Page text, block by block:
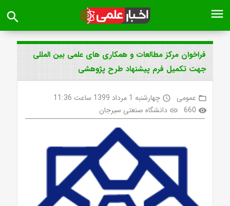
menu
search
فراخوان مرکز مطالعات و همکاری های علمی بین المللی
جهت تکمیل فرم پیشنهاد طرح پژوهشی
folder_open عمومی access_time چهارشنبه 1 مرداد 1399 ساعت 11:36
visibility
660
link دانشگاه صنعتی سیرجان